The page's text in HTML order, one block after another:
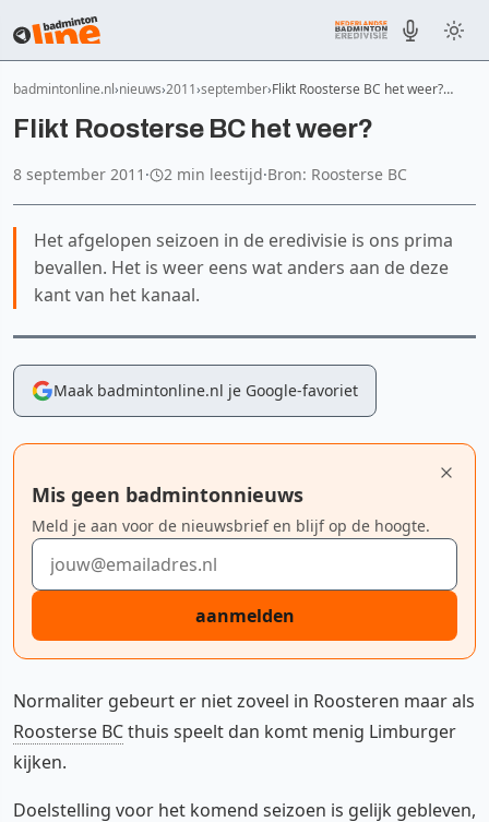
badmintonline.nl nieuws 2011 september Flikt Roosterse BC het weer?…
Flikt Roosterse BC het weer?
8 september 2011 · 2 min leestijd·Bron: Roosterse BC
Het afgelopen seizoen in de eredivisie is ons prima
bevallen. Het is weer eens wat anders aan de deze
kant van het kanaal.
Maak badmintonline.nl je Google-favoriet
Mis geen badmintonnieuws
Meld je aan voor de nieuwsbrief en blijf op de hoogte.
E-mailadres
aanmelden
Normaliter gebeurt er niet zoveel in Roosteren maar als
Roosterse BCthuis speelt dan komt menig Limburger
kijken.
Doelstelling voor het komend seizoen is gelijk gebleven,